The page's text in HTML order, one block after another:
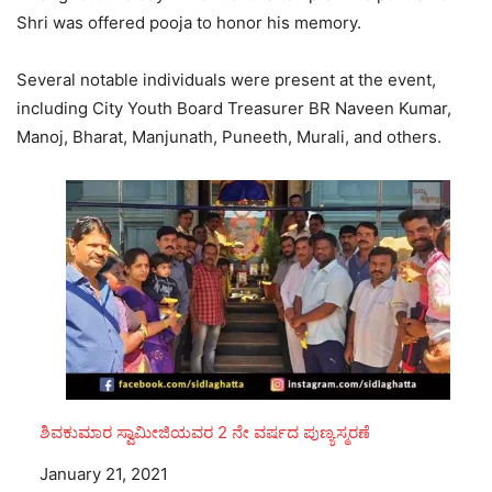
Shri was offered pooja to honor his memory.
Several notable individuals were present at the event,
including City Youth Board Treasurer BR Naveen Kumar,
Manoj, Bharat, Manjunath, Puneeth, Murali, and others.
ಶಿವಕುಮಾರ ಸ್ವಾಮೀಜಿಯವರ 2 ನೇ ವರ್ಷದ ಪುಣ್ಯಸ್ಮರಣೆ
Date
January 21, 2021